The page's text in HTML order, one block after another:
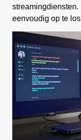
streamingdiensten.
eenvoudig op te